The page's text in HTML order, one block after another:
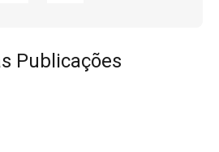
Publicações